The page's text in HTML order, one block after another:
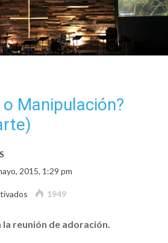
Manipulación?
2015, 1:29 pm
en
o
1949
la reunión de adoración.